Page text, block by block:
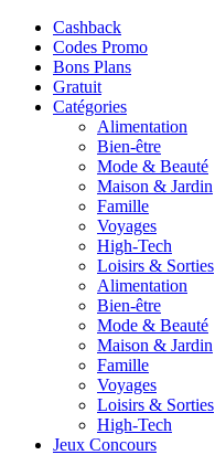
Cashback
Codes Promo
Bons Plans
Gratuit
Catégories
Alimentation
Bien-être
Mode & Beauté
Maison & Jardin
Famille
Voyages
High-Tech
Loisirs & Sorties
Alimentation
Bien-être
Mode & Beauté
Maison & Jardin
Famille
Voyages
Loisirs & Sorties
High-Tech
Jeux Concours